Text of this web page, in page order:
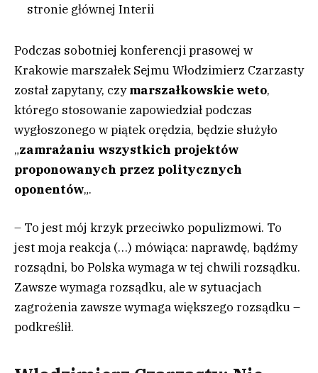
stronie głównej Interii
Podczas sobotniej konferencji prasowej w
Krakowie marszałek Sejmu Włodzimierz Czarzasty
został zapytany, czymarszałkowskie weto,
którego stosowanie zapowiedział podczas
wygłoszonego w piątek orędzia, będzie służyło
„zamrażaniu wszystkich projektów
proponowanych przez politycznych
oponentów„.
– To jest mój krzyk przeciwko populizmowi. To
jest moja reakcja (…) mówiąca: naprawdę, bądźmy
rozsądni, bo Polska wymaga w tej chwili rozsądku.
Zawsze wymaga rozsądku, ale w sytuacjach
zagrożenia zawsze wymaga większego rozsądku –
podkreślił.